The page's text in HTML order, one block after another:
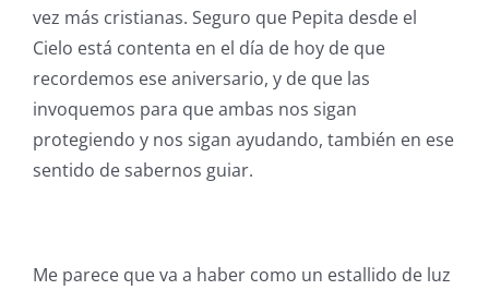
vez más cristianas. Seguro que Pepita desde el
Cielo está contenta en el día de hoy de que
recordemos ese aniversario, y de que las
invoquemos para que ambas nos sigan
protegiendo y nos sigan ayudando, también en ese
sentido de sabernos guiar.
Me parece que va a haber como un estallido de luz